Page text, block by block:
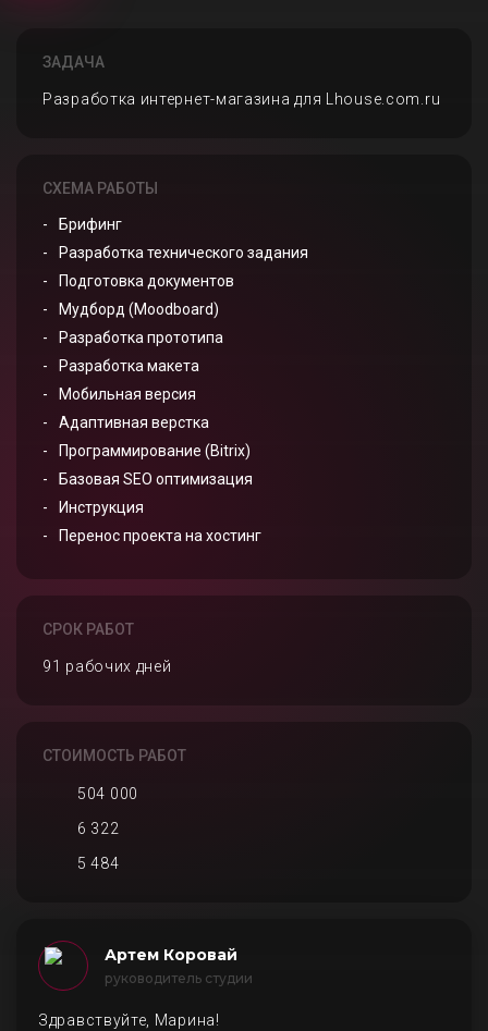
ЗАДАЧА
Разработка интернет-магазина для Lhouse.com.ru
СХЕМА РАБОТЫ
Брифинг
Разработка технического задания
Подготовка документов
Мудборд (Moodboard)
Разработка прототипа
Разработка макета
Мобильная версия
Адаптивная верстка
Программирование (Bitrix)
Базовая SEO оптимизация
Инструкция
Перенос проекта на хостинг
СРОК РАБОТ
91 рабочих дней
СТОИМОСТЬ РАБОТ
504 000
6 322
5 484
Артем Коровай
руководитель студии
Здравствуйте, Марина!